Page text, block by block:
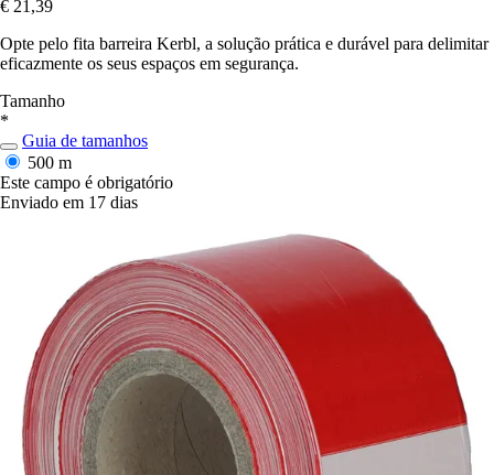
€ 21,39
Opte pelo fita barreira Kerbl, a solução prática e durável para delimitar
eficazmente os seus espaços em segurança.
Tamanho
*
Guia de tamanhos
500 m
Este campo é obrigatório
Enviado em 17 dias